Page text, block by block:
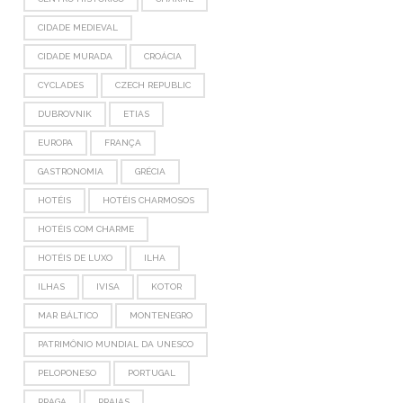
CIDADE MEDIEVAL
CIDADE MURADA CROÁCIA
CYCLADES CZECH REPUBLIC
DUBROVNIK ETIAS
EUROPA FRANÇA
GASTRONOMIA GRÉCIA
HOTÉIS HOTÉIS CHARMOSOS
HOTÉIS COM CHARME
HOTÉIS DE LUXO ILHA
ILHAS IVISA KOTOR
MAR BÁLTICO MONTENEGRO
PATRIMÔNIO MUNDIAL DA UNESCO
PELOPONESO PORTUGAL